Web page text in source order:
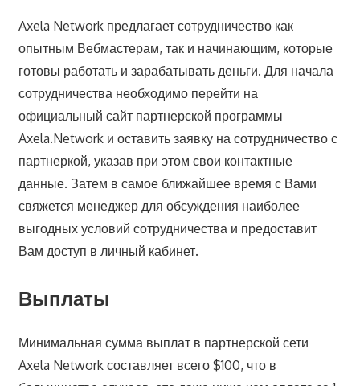
Axela Network предлагает сотрудничество как
опытным Вебмастерам, так и начинающим, которые
готовы работать и зарабатывать деньги. Для начала
сотрудничества необходимо перейти на
официальный сайт партнерской программы
Axela.Network и оставить заявку на сотрудничество с
партнеркой, указав при этом свои контактные
данные. Затем в самое ближайшее время с Вами
свяжется менеджер для обсуждения наиболее
выгодных условий сотрудничества и предоставит
Вам доступ в личный кабинет.
Выплаты
Минимальная сумма выплат в партнерской сети
Axela Network составляет всего $100, что в